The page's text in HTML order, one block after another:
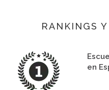
RANKINGS
en